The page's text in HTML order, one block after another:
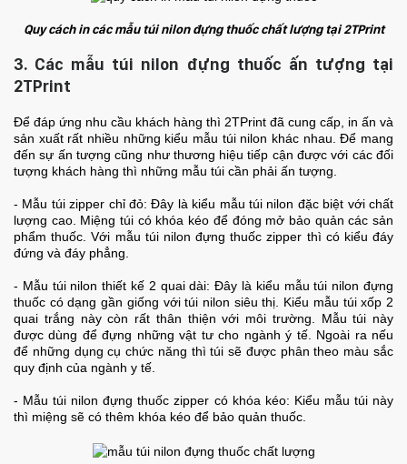
Quy cách in các mẫu túi nilon đựng thuốc chất lượng tại 2TPrint
3. Các mẫu túi nilon đựng thuốc ấn tượng tại
2TPrint
Để đáp ứng nhu cầu khách hàng thì 2TPrint đã cung cấp, in ấn và
sản xuất rất nhiều những kiểu mẫu túi nilon khác nhau. Để mang
đến sự ấn tượng cũng như thương hiệu tiếp cận được với các đối
tượng khách hàng thì những mẫu túi cần phải ấn tượng.
- Mẫu túi zipper chỉ đỏ: Đây là kiểu mẫu túi nilon đặc biệt với chất
lượng cao. Miệng túi có khóa kéo để đóng mở bảo quản các sản
phẩm thuốc. Với mẫu túi nilon đựng thuốc zipper thì có kiểu đáy
đứng và đáy phẳng.
- Mẫu túi nilon thiết kế 2 quai dài: Đây là kiểu mẫu túi nilon đựng
thuốc có dạng gần giống với túi nilon siêu thị. Kiểu mẫu túi xốp 2
quai trắng này còn rất thân thiện với môi trường. Mẫu túi này
được dùng để đựng những vật tư cho ngành ý tế. Ngoài ra nếu
để những dụng cụ chức năng thì túi sẽ được phân theo màu sắc
quy định của ngành y tế.
- Mẫu túi nilon đựng thuốc zipper có khóa kéo: Kiểu mẫu túi này
thì miệng sẽ có thêm khóa kéo để bảo quản thuốc.